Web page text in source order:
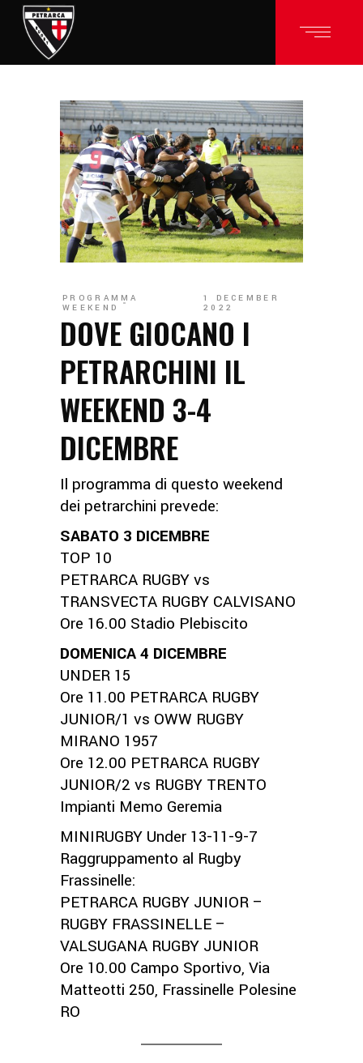
PROGRAMMA
WEEKEND
1 DECEMBER
2022
DOVE GIOCANO I
PETRARCHINI IL
WEEKEND 3-4
DICEMBRE
Il programma di questo weekend
dei petrarchini prevede:
SABATO 3 DICEMBRE
TOP 10
PETRARCA RUGBY vs
TRANSVECTA RUGBY CALVISANO
Ore 16.00 Stadio Plebiscito
DOMENICA 4 DICEMBRE
UNDER 15
Ore 11.00 PETRARCA RUGBY
JUNIOR/1 vs OWW RUGBY
MIRANO 1957
Ore 12.00 PETRARCA RUGBY
JUNIOR/2 vs RUGBY TRENTO
Impianti Memo Geremia
MINIRUGBY Under 13-11-9-7
Raggruppamento al Rugby
Frassinelle:
PETRARCA RUGBY JUNIOR –
RUGBY FRASSINELLE –
VALSUGANA RUGBY JUNIOR
Ore 10.00 Campo Sportivo, Via
Matteotti 250, Frassinelle Polesine
RO